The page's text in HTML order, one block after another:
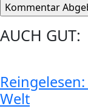
AUCH GUT:
Welt